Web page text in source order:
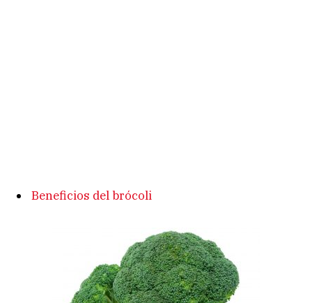
Beneficios del brócoli